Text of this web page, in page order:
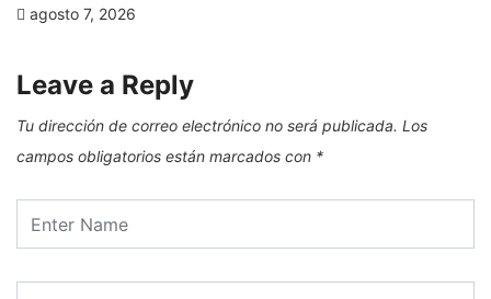
agosto 7, 2026
Leave a Reply
Tu dirección de correo electrónico no será publicada. Los
campos obligatorios están marcados con *